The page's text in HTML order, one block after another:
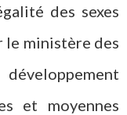
des sexes
le ministère des
et moyennes